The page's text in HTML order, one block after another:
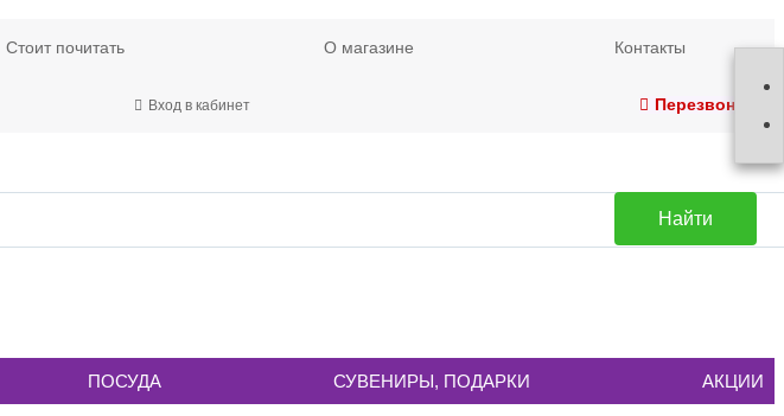
Стоит почитать О магазине Контакты
Вход в кабинет Перезвонить
Найти
ПОСУДА СУВЕНИРЫ, ПОДАРКИ АКЦИИ